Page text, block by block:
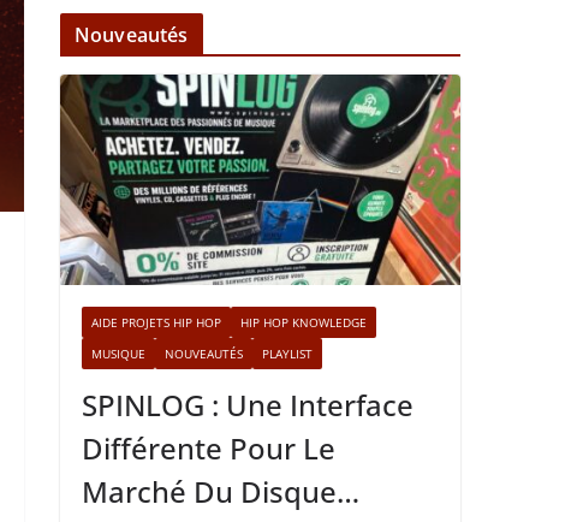
Nouveautés
AIDE PROJETS HIP HOP
HIP HOP KNOWLEDGE
MUSIQUE
NOUVEAUTÉS PLAYLIST
SPINLOG : Une Interface
Différente Pour Le
Marché Du Disque…